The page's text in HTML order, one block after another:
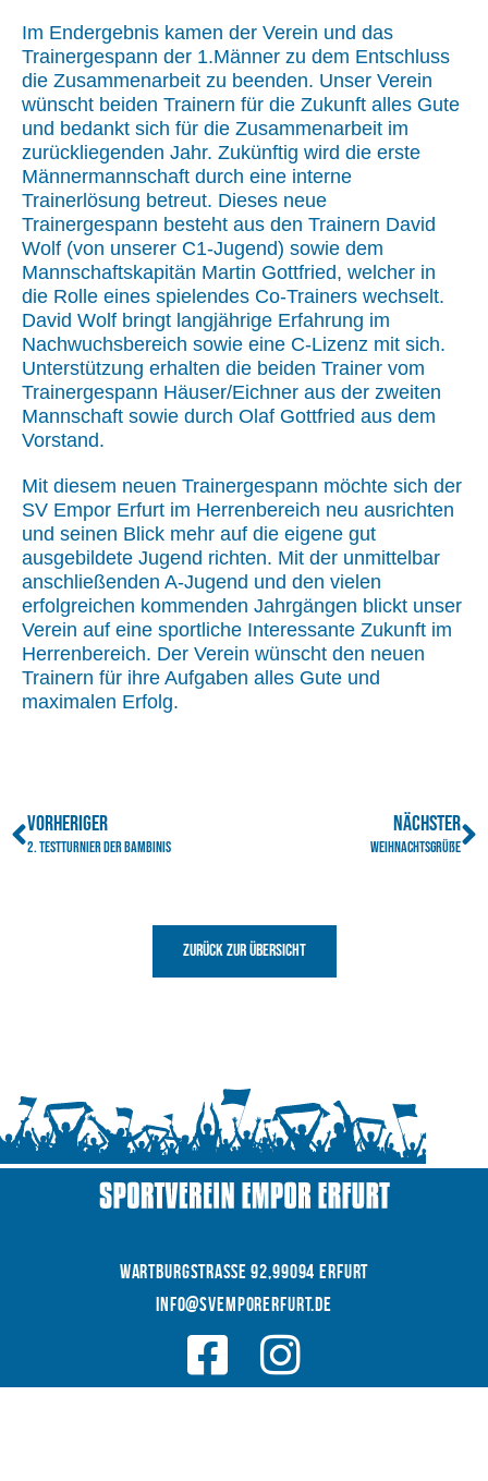
Im Endergebnis kamen der Verein und das
Trainergespann der 1.Männer zu dem Entschluss
die Zusammenarbeit zu beenden. Unser Verein
wünscht beiden Trainern für die Zukunft alles Gute
und bedankt sich für die Zusammenarbeit im
zurückliegenden Jahr. Zukünftig wird die erste
Männermannschaft durch eine interne
Trainerlösung betreut. Dieses neue
Trainergespann besteht aus den Trainern David
Wolf (von unserer C1-Jugend) sowie dem
Mannschaftskapitän Martin Gottfried, welcher in
die Rolle eines spielendes Co-Trainers wechselt.
David Wolf bringt langjährige Erfahrung im
Nachwuchsbereich sowie eine C-Lizenz mit sich.
Unterstützung erhalten die beiden Trainer vom
Trainergespann Häuser/Eichner aus der zweiten
Mannschaft sowie durch Olaf Gottfried aus dem
Vorstand.
Mit diesem neuen Trainergespann möchte sich der
SV Empor Erfurt im Herrenbereich neu ausrichten
und seinen Blick mehr auf die eigene gut
ausgebildete Jugend richten. Mit der unmittelbar
anschließenden A-Jugend und den vielen
erfolgreichen kommenden Jahrgängen blickt unser
Verein auf eine sportliche Interessante Zukunft im
Herrenbereich. Der Verein wünscht den neuen
Trainern für ihre Aufgaben alles Gute und
maximalen Erfolg.
VORHERIGER
2. Testturnier der Bambinis
NÄCHSTER
Weihnachtsgrüße
Zurück zur Übersicht
WARTBURGSTRAße 92,99094 Erfurt
INFO@SVEMPORERFURT.de